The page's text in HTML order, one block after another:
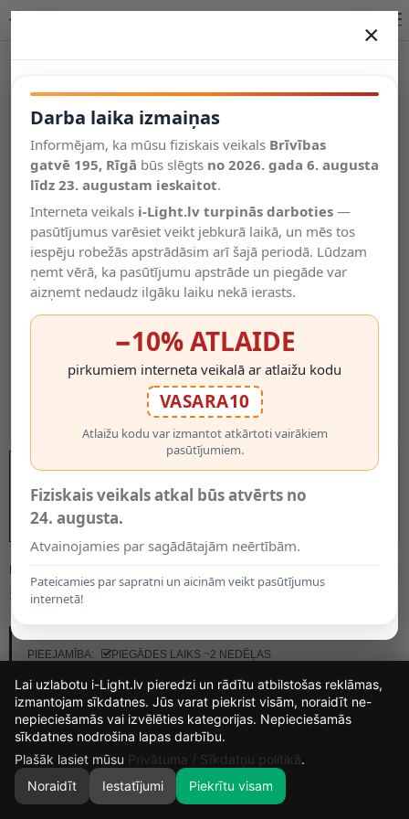
Salīdzināt
Vēlmju
saraksts
Valodas
0
MODELIS:
579.90€
PIEEJAMĪBA:
PIEGĀDES LAIKS ~2 NEDĒĻAS
×
Darba laika izmaiņas
Informējam, ka mūsu fiziskais veikals Brīvības
gatvē 195, Rīgā būs slēgts no 2026. gada 6. augusta
līdz 23. augustam ieskaitot.
Interneta veikals i-Light.lv turpinās darboties —
pasūtījumus varēsiet veikt jebkurā laikā, un mēs tos
iespēju robežās apstrādāsim arī šajā periodā. Lūdzam
ņemt vērā, ka pasūtījumu apstrāde un piegāde var
aizņemt nedaudz ilgāku laiku nekā ierasts.
−10% ATLAIDE
pirkumiem interneta veikalā ar atlaižu kodu
VASARA10
Atlaižu kodu var izmantot atkārtoti vairākiem
pasūtījumiem.
Fiziskais veikals atkal būs atvērts no
24. augusta.
Atvainojamies par sagādātajām neērtībām.
Pateicamies par sapratni un aicinām veikt pasūtījumus
internetā!
16
DIENAS
20
STUNDAS
56
MIN.
31
Lai uzlabotu i-Light.lv pieredzi un rādītu atbilstošas reklāmas,
izmantojam sīkdatnes. Jūs varat piekrist visām, noraidīt ne-
nepieciešamās vai izvēlēties kategorijas. Nepieciešamās
sīkdatnes nodrošina lapas darbību.
Plašāk lasiet mūsu Privātuma / Sīkdatņu politikā.
Noraidīt
Iestatījumi Piekrītu visam